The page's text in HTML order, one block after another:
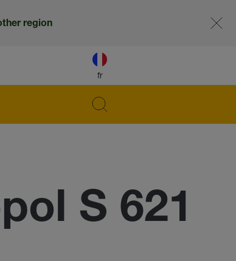
fr
region
S 621